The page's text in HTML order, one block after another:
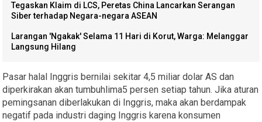
Tegaskan Klaim di LCS, Peretas China Lancarkan Serangan
Siber terhadap Negara-negara ASEAN
Larangan 'Ngakak' Selama 11 Hari di Korut, Warga: Melanggar
Langsung Hilang
Pasar halal Inggris bernilai sekitar 4,5 miliar dolar AS dan
diperkirakan akan tumbuhlima5 persen setiap tahun. Jika aturan
pemingsanan diberlakukan di Inggris, maka akan berdampak
negatif pada industri daging Inggris karena konsumen